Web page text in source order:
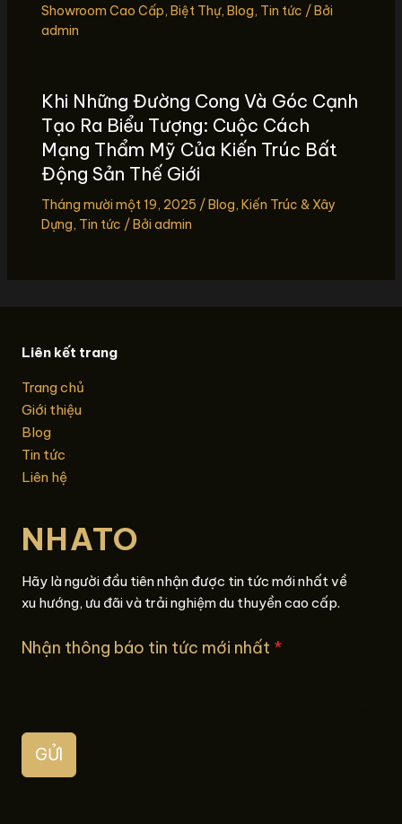
Showroom Cao Cấp, Biệt Thự, Blog, Tin tức / Bởi
admin
Khi Những Đường Cong Và Góc Cạnh
Tạo Ra Biểu Tượng: Cuộc Cách
Mạng Thẩm Mỹ Của Kiến Trúc Bất
Động Sản Thế Giới
Tháng mười một 19, 2025 /Blog, Kiến Trúc & Xây
Dựng, Tin tức / Bởi admin
Liên kết trang
Trang chủ
Giới thiệu
Blog
Tin tức
Liên hệ
NHATO
Hãy là người đầu tiên nhận được tin tức mới nhất về
xu hướng, ưu đãi và trải nghiệm du thuyền cao cấp.
Nhận thông báo tin tức mới nhất *
GỬI